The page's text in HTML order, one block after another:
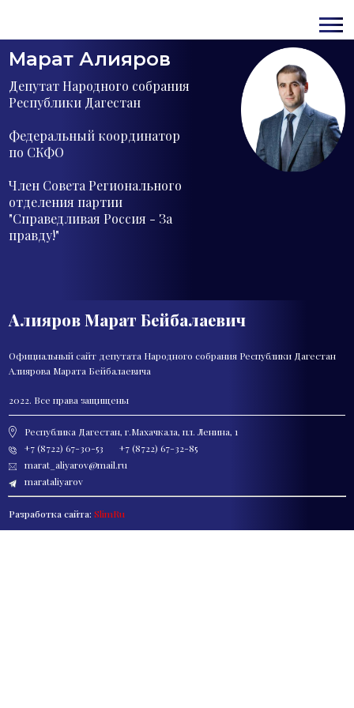
Марат Алияров
Депутат Народного собрания
Республики Дагестан
Федеральный координатор
по СКФО
Член Совета Регионального
отделения партии
"Справедливая Россия - За
правду!"
Алияров Марат Бейбалаевич
Официальный сайт депутата Народного собрания Республики Дагестан
Алиярова Марата Бейбалаевича
2022. Все права защищены
Республика Дагестан, г.Махачкала, пл. Ленина, 1
+7 (8722) 67-30-53
+7 (8722) 67-32-85
marat_aliyarov@mail.ru
marataliyarov
Разработка сайта:SlimRu